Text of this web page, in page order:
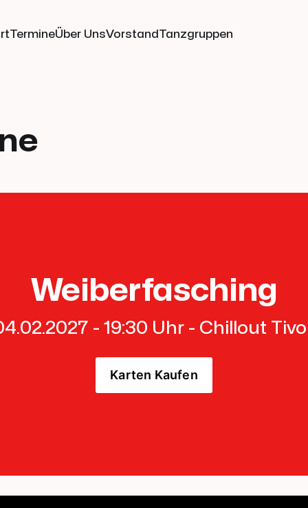
TermineÜber UnsVorstand Tanzgruppen
Weiberfasching
- 19:30 Uhr - Chillout
Karten Kaufen